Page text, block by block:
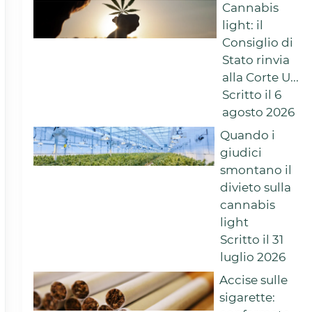
Cannabis
light: il
Consiglio di
Stato rinvia
alla Corte U...
Scritto il 6
agosto 2026
Quando i
giudici
smontano il
divieto sulla
cannabis
light
Scritto il 31
luglio 2026
Accise sulle
sigarette: